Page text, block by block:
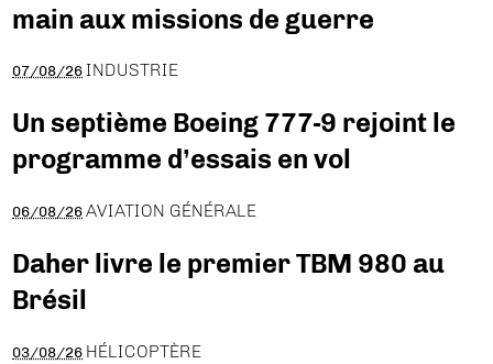
main aux missions de guerre
07/08/26 INDUSTRIE
Un septième Boeing 777-9 rejoint le
programme d’essais en vol
06/08/26 AVIATION GÉNÉRALE
Daher livre le premier TBM 980 au
Brésil
03/08/26 HÉLICOPTÈRE